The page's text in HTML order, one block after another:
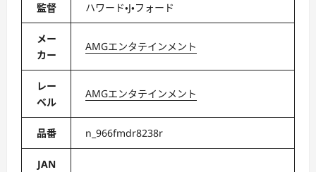
監督 ハワード・J・フォード
メー
カー
AMGエンタテインメント
レー
ベル
AMGエンタテインメント
品番 n_966fmdr8238r
JAN